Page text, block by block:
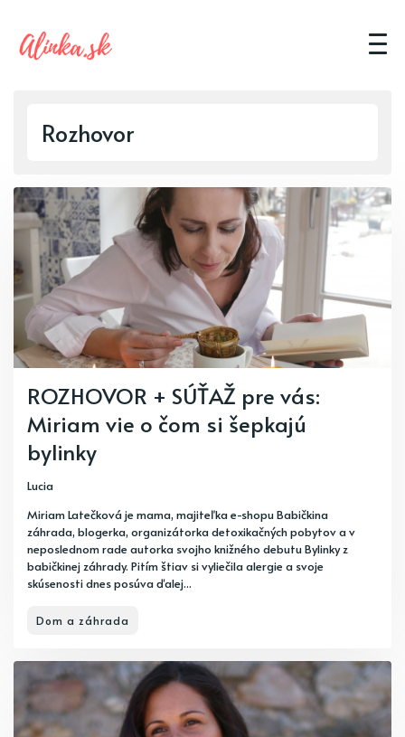
Rozhovor
ROZHOVOR + SÚŤAŽ pre vás:
Miriam vie o čom si šepkajú
bylinky
Lucia
Miriam Latečková je mama, majiteľka e-shopu Babičkina
záhrada, blogerka, organizátorka detoxikačných pobytov a v
neposlednom rade autorka svojho knižného debutu Bylinky z
babičkinej záhrady. Pitím štiav si vyliečila alergie a svoje
skúsenosti dnes posúva ďalej...
Dom a záhrada